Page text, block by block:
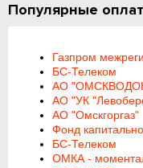
Популярные
Газпром
БС-Телеком
АО
АО "УК
АО "Омскгоргаз"
Фонд
БС-Телеком
ОМКА -